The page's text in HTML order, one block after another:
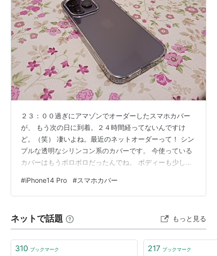
２３：００過ぎにアマゾンでオーダーしたスマホカバー
が、 もう次の日に到着。２４時間経ってないんですけ
ど。（笑） 凄いよね。最近のネットオーダーって！ シン
プルな透明なシリンコン系のカバーです。 今使っている
カバーはもうボロボロだったんでね。 ボディーも少し綺
んか新品になった感じ！（笑）
#iPhone14 Pro #スマホカバー
ネットで話題 もっと見る
310 ブックマーク 217 ブックマーク